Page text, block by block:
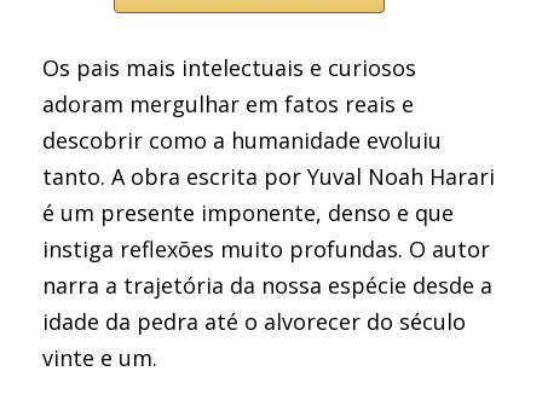
Os pais mais intelectuais e curiosos
adoram mergulhar em fatos reais e
descobrir como a humanidade evoluiu
tanto. A obra escrita por Yuval Noah Harari
é um presente imponente, denso e que
instiga reflexões muito profundas. O autor
narra a trajetória da nossa espécie desde a
idade da pedra até o alvorecer do século
vinte e um.